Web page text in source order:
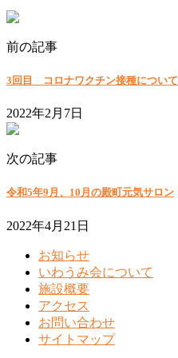
前の記事
3回目 コロナワクチン接種について
2022年2月7日
次の記事
令和5年9月、10月の殿町元気サロン
2022年4月21日
お知らせ
いわうみ会について
施設概要
アクセス
お問い合わせ
サイトマップ